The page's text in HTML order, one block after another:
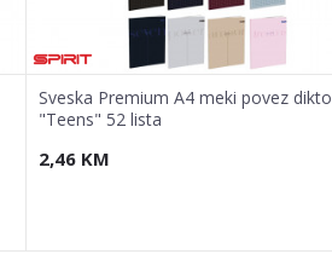
Sveska Premium A4 meki povez dikto
"Teens" 52 lista
2,46 KM